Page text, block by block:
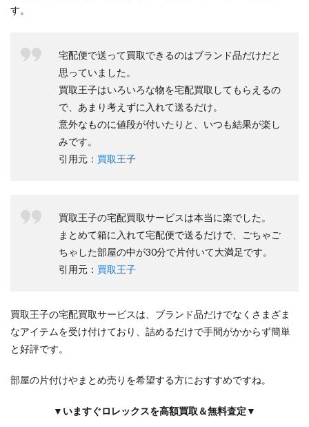
す。
宅配便で送って買取できるのはブランド品だけだと
思っていました。
買取王子はいろいろな物を宅配買取してもらえるの
で、あまり考えずに入れて送るだけ。
意外なものに値段が付いたりと、いつも結果が楽し
みです。
引用元： 買取王子
買取王子の宅配買取サービスは本当に楽でした。
まとめて箱に入れて宅配便で送るだけで、ごちゃご
ちゃした部屋の中が30分で片付いて大満足です。
引用元： 買取王子
買取王子の宅配買取サービスは、ブランド品だけでなくさまざま
なアイテムを受け付けており、詰めるだけで手間がかからず簡単
と好評です。
部屋の片付けやまとめ売りを希望する方におすすめですね。
▼いますぐロレックスを高額買取＆無料査定▼